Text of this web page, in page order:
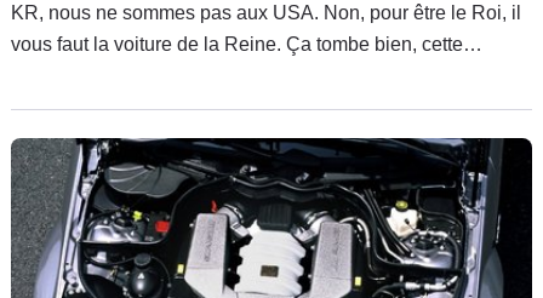
KR, nous ne sommes pas aux USA. Non, pour être le Roi, il
vous faut la voiture de la Reine. Ça tombe bien, cette
livrée à la